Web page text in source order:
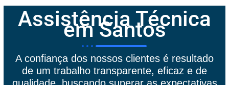
Assistência Técnica
em Santos
A confiança dos nossos clientes é resultado
de um trabalho transparente, eficaz e de